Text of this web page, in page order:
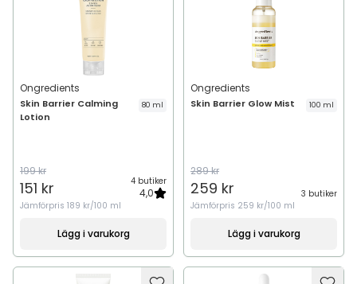
Ongredients
Skin Barrier Calming
Lotion
80 ml
199 kr
151 kr 4 butiker
4,0
Jämförpris 189 kr/100 ml
Lägg i varukorg
Ongredients
Skin Barrier Glow Mist 100 ml
289 kr
259 kr
3 butiker
Jämförpris 259 kr/100 ml
Lägg i varukorg